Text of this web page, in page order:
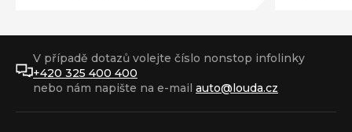
V případě dotazů volejte číslo nonstop infolinky
+420 325 400 400
nebo nám napište na e-mail auto@louda.cz